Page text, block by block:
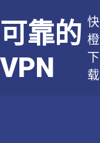
可靠的
VPN
快
橙
下
载